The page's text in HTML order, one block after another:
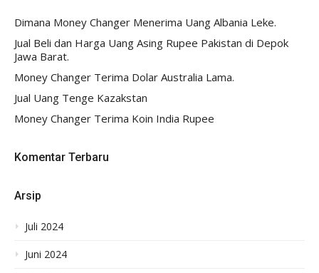
Dimana Money Changer Menerima Uang Albania Leke.
Jual Beli dan Harga Uang Asing Rupee Pakistan di Depok
Jawa Barat.
Money Changer Terima Dolar Australia Lama.
Jual Uang Tenge Kazakstan
Money Changer Terima Koin India Rupee
Komentar Terbaru
Arsip
Juli 2024
Juni 2024